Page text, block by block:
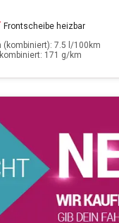
Frontscheibe heizbar
(kombiniert): 7.5 l/100km
171 g/km